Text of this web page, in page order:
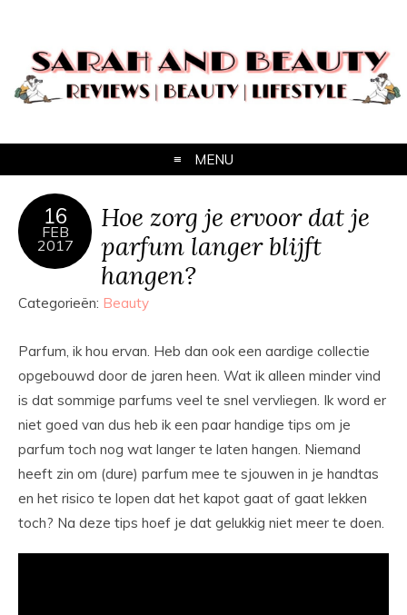
MENU
16
FEB
2017
Hoe zorg je ervoor dat je
parfum langer blijft
hangen?
Categorieën: Beauty
Parfum, ik hou ervan. Heb dan ook een aardige collectie
opgebouwd door de jaren heen. Wat ik alleen minder vind
is dat sommige parfums veel te snel vervliegen. Ik word er
niet goed van dus heb ik een paar handige tips om je
parfum toch nog wat langer te laten hangen. Niemand
heeft zin om (dure) parfum mee te sjouwen in je handtas
en het risico te lopen dat het kapot gaat of gaat lekken
toch? Na deze tips hoef je dat gelukkig niet meer te doen.